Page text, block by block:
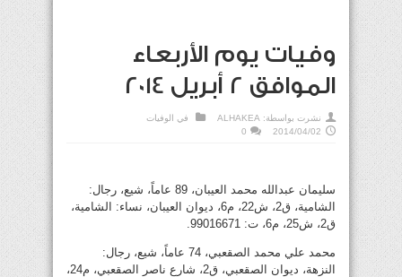
وفيات يوم الأربعاء
الموافق 2 أبريل 2014
نشرت بواسطة: ALHAKEA في الوفيات
2014/04/02
0
سليمان عبدالله محمد العيبان، 89 عاماً، شيع، رجال:
الشامية، ق2، ش22، م6، ديوان العيبان، نساء: الشامية،
ق2، ش25، م6، ت: 99016671.
محمد علي محمد الصقعبي، 74 عاماً، شيع، رجال:
النزهة، ديوان الصقعبي، ق2، شارع ناصر الصقعبي، م24،